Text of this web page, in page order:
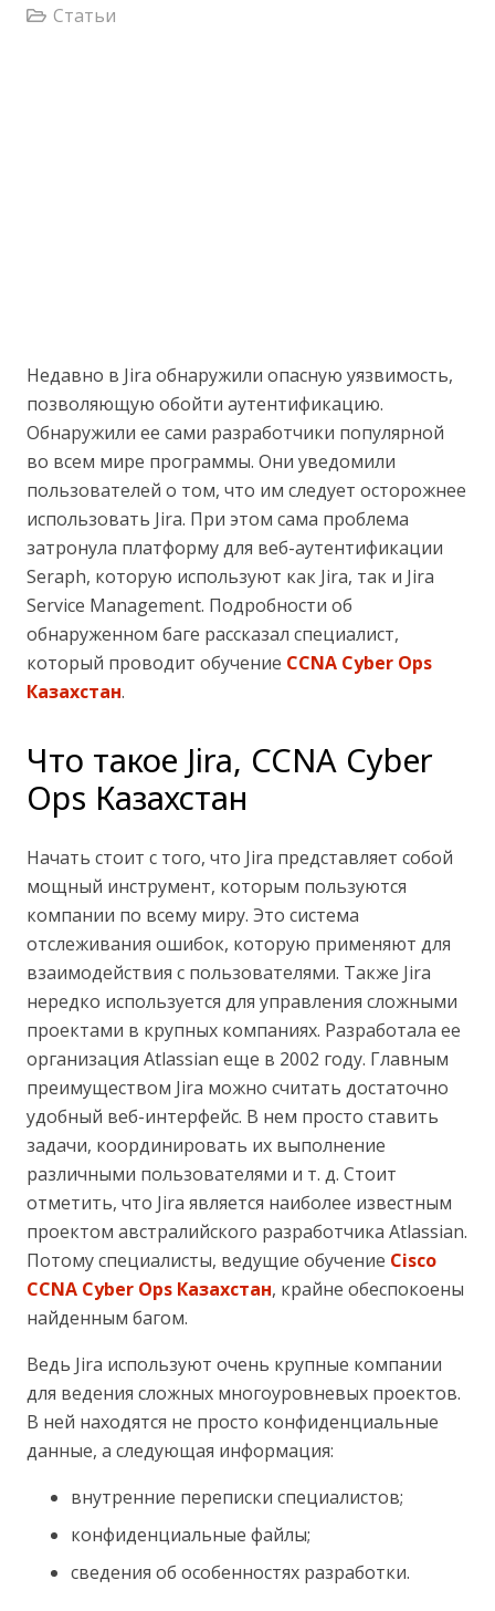
Статьи
Недавно в Jira обнаружили опасную уязвимость,
позволяющую обойти аутентификацию.
Обнаружили ее сами разработчики популярной
во всем мире программы. Они уведомили
пользователей о том, что им следует осторожнее
использовать Jira. При этом сама проблема
затронула платформу для веб-аутентификации
Seraph, которую используют как Jira, так и Jira
Service Management. Подробности об
обнаруженном баге рассказал специалист,
который проводит обучение CCNA Cyber Ops
Казахстан.
Что такое Jira, CCNA Cyber
Ops Казахстан
Начать стоит с того, что Jira представляет собой
мощный инструмент, которым пользуются
компании по всему миру. Это система
отслеживания ошибок, которую применяют для
взаимодействия с пользователями. Также Jira
нередко используется для управления сложными
проектами в крупных компаниях. Разработала ее
организация Atlassian еще в 2002 году. Главным
преимуществом Jira можно считать достаточно
удобный веб-интерфейс. В нем просто ставить
задачи, координировать их выполнение
различными пользователями и т. д. Стоит
отметить, что Jira является наиболее известным
проектом австралийского разработчика Atlassian.
Потому специалисты, ведущие обучение Cisco
CCNA Cyber Ops Казахстан, крайне обеспокоены
найденным багом.
Ведь Jira используют очень крупные компании
для ведения сложных многоуровневых проектов.
В ней находятся не просто конфиденциальные
данные, а следующая информация:
внутренние переписки специалистов;
конфиденциальные файлы;
сведения об особенностях разработки.